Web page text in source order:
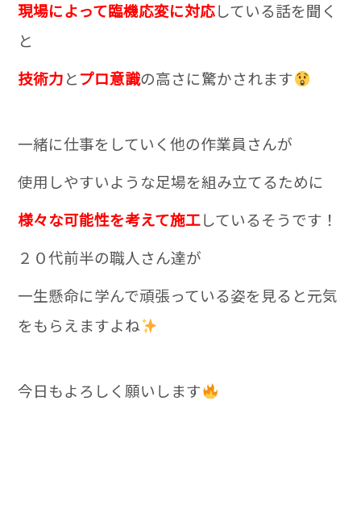
現場によって臨機応変に対応している話を聞く
と
技術力とプロ意識の高さに驚かされます
一緒に仕事をしていく他の作業員さんが
使用しやすいような足場を組み立てるために
様々な可能性を考えて施工しているそうです！
２０代前半の職人さん達が
一生懸命に学んで頑張っている姿を見ると元気
をもらえますよね
今日もよろしく願いします